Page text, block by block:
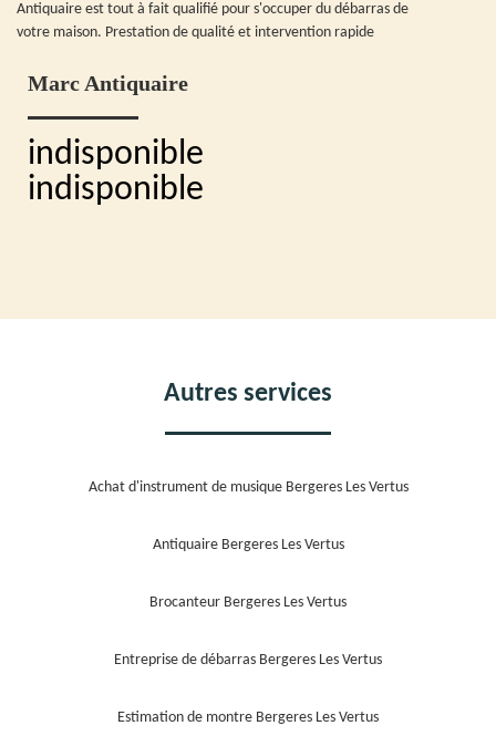
Antiquaire est tout à fait qualifié pour s'occuper du débarras de
votre maison. Prestation de qualité et intervention rapide
Marc Antiquaire
indisponible
indisponible
Autres services
Achat d'instrument de musique Bergeres Les Vertus
Antiquaire Bergeres Les Vertus
Brocanteur Bergeres Les Vertus
Entreprise de débarras Bergeres Les Vertus
Estimation de montre Bergeres Les Vertus